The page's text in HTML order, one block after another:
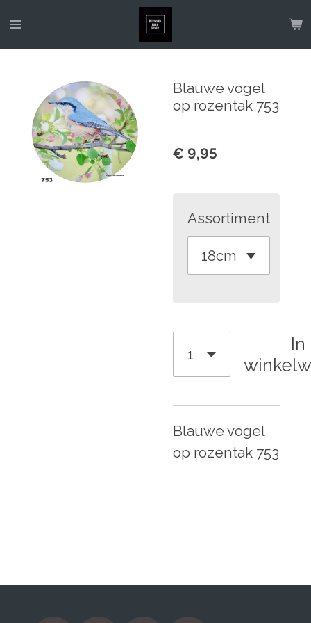
Ga
hoofdinhoud
Blauwe vogel
op rozentak 753
€ 9,95
Assortiment
In
Blauwe vogel
op rozentak 753